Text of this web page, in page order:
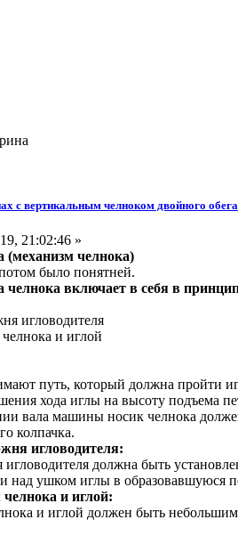
с вертикальным челноком двойного
21:02:46 »
(механизм челнока)
было понятней.
челнока включает в себя в
игловодителя
и иглой
путь, который должна пройти
хода иглы на высоту подъема
вала машины носик челнока
колпачка.
игловодителя:
должна быть
над ушком иглы в образовавшуюся
и иглой:
и иглой должен быть